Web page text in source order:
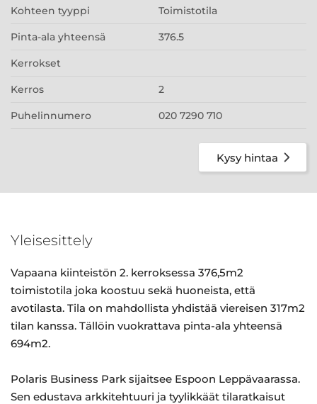
Kohteen tyyppi Toimistotila
Pinta-ala yhteensä 376.5
Kerrokset
Kerros 2
Puhelinnumero 020 7290 710
Kysy hintaa
Yleisesittely
Vapaana kiinteistön 2. kerroksessa 376,5m2
toimistotila joka koostuu sekä huoneista, että
avotilasta. Tila on mahdollista yhdistää viereisen 317m2
tilan kanssa. Tällöin vuokrattava pinta-ala yhteensä
694m2.
Polaris Business Park sijaitsee Espoon Leppävaarassa.
Sen edustava arkkitehtuuri ja tyylikkäät tilaratkaisut